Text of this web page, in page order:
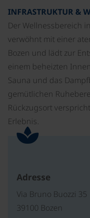
INFRASTRUKTUR &
Der Wellnessbereich
verwöhnt mit einer
Bozen und lädt zur
einem beheizten
Sauna und das
gemütlichen
Rückzugsort
Erlebnis.
Adresse
Via Bruno Buozzi 35
39100 Bozen